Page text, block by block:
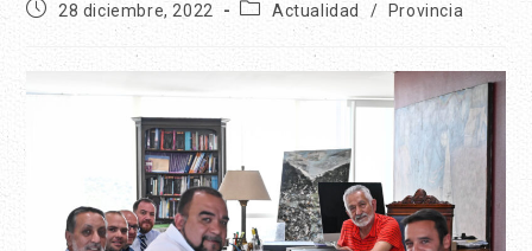
28 diciembre, 2022 Actualidad / Provincia